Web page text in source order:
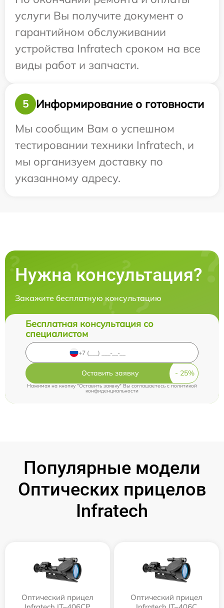
услуги Вы получите документ о
гарантийном обслуживании
устройства Infratech сроком на все
виды работ и запчасти.
5
Информирование о готовности
Мы сообщим Вам о успешном
тестировании техники Infratech, и
мы организуем доставку по
указанному адресу.
Нужна консультация?
Закажите бесплатную консультацию
Бесплатная консультация со
специалистом
Оставить заявку
Нажимая на кнопку "Оставить заявку" Вы соглашаетесь c политикой
конфиденциальности
Популярные модели
Оптических прицелов
Infratech
Оптический прицел
Оптический прицел